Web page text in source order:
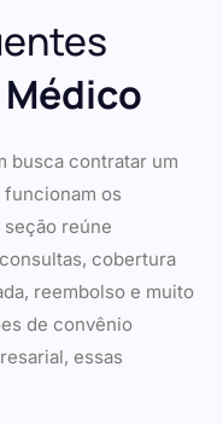
busca contratar um
os
reúne
cobertura
reembolso e muito
de convênio
essas